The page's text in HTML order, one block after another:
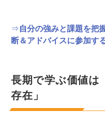
⇒自分の強みと課題を把
断＆アドバイスに参加する
長期で学ぶ価値は
存在」